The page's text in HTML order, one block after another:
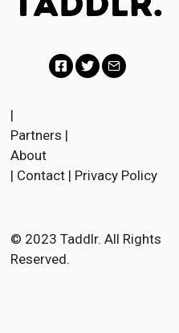
c
o
k
r
l
|
Partners |
About
| Contact | Privacy Policy
© 2023 Taddlr. All Rights
Reserved.